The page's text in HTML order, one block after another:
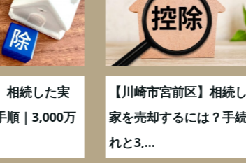
した実
3,000万
【川崎市宮前区】相続した
家を売却するには？手続の
れと3,...